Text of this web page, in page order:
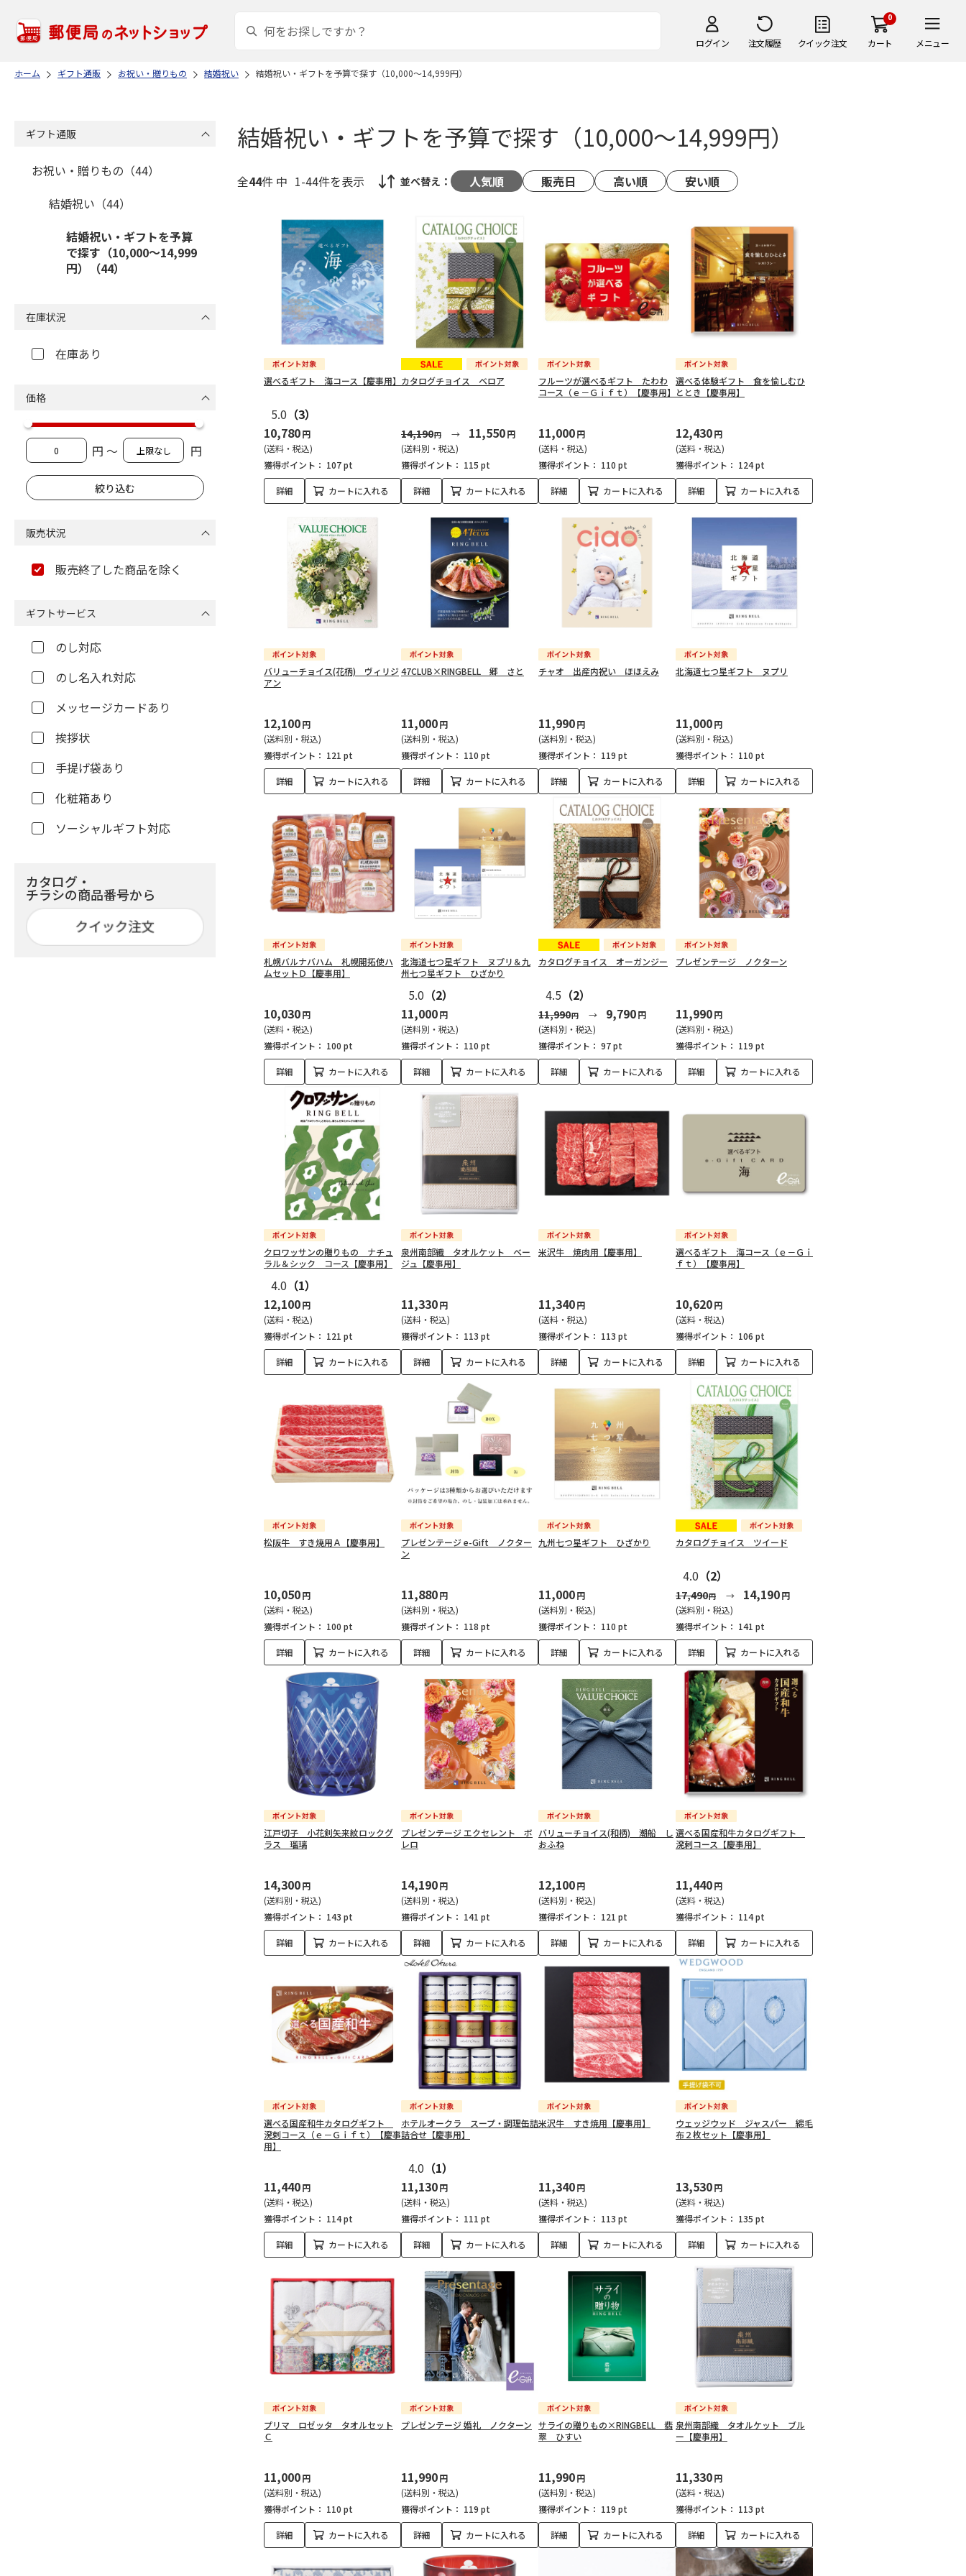
ログイン 注文履歴 クイック注文
0
カート メニュー
ホーム ギフト通販 お祝い・贈りもの 結婚祝い 結婚祝い・ギフトを予算で探す（10,000～14,999円）
結婚祝い・ギフトを予算で探す（10,000～14,999円）
全44件 中 1-44件を表示 並べ替え： 人気順 販売日 高い順 安い順
選べるギフト 海コース【慶事用】
5.0 （3）
10,780円
(送料・税込)
獲得ポイント： 107 pt
詳細 カートに入れる
カタログチョイス ベロア
14,190円 11,550円
(送料別・税込)
獲得ポイント： 115 pt
詳細 カートに入れる
フルーツが選べるギフト たわわ
コース（ｅ－Ｇｉｆｔ）【慶事用】
11,000円
(送料・税込)
獲得ポイント： 110 pt
詳細 カートに入れる
選べる体験ギフト 食を愉しむひ
ととき【慶事用】
12,430円
(送料・税込)
獲得ポイント： 124 pt
詳細 カートに入れる
バリューチョイス(花柄) ヴィリジ
アン
12,100円
(送料別・税込)
獲得ポイント： 121 pt
詳細 カートに入れる
47CLUB×RINGBELL 郷 さと
11,000円
(送料別・税込)
獲得ポイント： 110 pt
詳細 カートに入れる
チャオ 出産内祝い ほほえみ
11,990円
(送料別・税込)
獲得ポイント： 119 pt
詳細 カートに入れる
北海道七つ星ギフト ヌプリ
11,000円
(送料別・税込)
獲得ポイント： 110 pt
詳細 カートに入れる
札幌バルナバハム 札幌開拓使ハ
ムセットＤ【慶事用】
10,030円
(送料・税込)
獲得ポイント： 100 pt
詳細 カートに入れる
北海道七つ星ギフト ヌプリ＆九
州七つ星ギフト ひざかり
5.0 （2）
11,000円
(送料別・税込)
獲得ポイント： 110 pt
詳細 カートに入れる
カタログチョイス オーガンジー
4.5 （2）
11,990円 9,790円
(送料別・税込)
獲得ポイント： 97 pt
詳細 カートに入れる
プレゼンテージ ノクターン
11,990円
(送料別・税込)
獲得ポイント： 119 pt
詳細 カートに入れる
クロワッサンの贈りもの ナチュ
ラル＆シック コース【慶事用】
4.0 （1）
12,100円
(送料・税込)
獲得ポイント： 121 pt
詳細 カートに入れる
泉州南部織 タオルケット ベー
ジュ【慶事用】
11,330円
(送料・税込)
獲得ポイント： 113 pt
詳細 カートに入れる
米沢牛 焼肉用【慶事用】
11,340円
(送料・税込)
獲得ポイント： 113 pt
詳細 カートに入れる
選べるギフト 海コース（ｅ－Ｇｉ
ｆｔ）【慶事用】
10,620円
(送料・税込)
獲得ポイント： 106 pt
詳細 カートに入れる
松阪牛 すき焼用Ａ【慶事用】
10,050円
(送料・税込)
獲得ポイント： 100 pt
詳細 カートに入れる
プレゼンテージ e-Gift ノクター
ン
11,880円
(送料別・税込)
獲得ポイント： 118 pt
詳細 カートに入れる
九州七つ星ギフト ひざかり
11,000円
(送料別・税込)
獲得ポイント： 110 pt
詳細 カートに入れる
カタログチョイス ツイード
4.0 （2）
17,490円 14,190円
(送料別・税込)
獲得ポイント： 141 pt
詳細 カートに入れる
江戸切子 小花剣矢来紋ロックグ
ラス 瑠璃
14,300円
(送料別・税込)
獲得ポイント： 143 pt
詳細 カートに入れる
プレゼンテージ エクセレント ボ
レロ
14,190円
(送料別・税込)
獲得ポイント： 141 pt
詳細 カートに入れる
バリューチョイス(和柄) 潮船 し
おふね
12,100円
(送料別・税込)
獲得ポイント： 121 pt
詳細 カートに入れる
選べる国産和牛カタログギフト
溌剌コース【慶事用】
11,440円
(送料・税込)
獲得ポイント： 114 pt
詳細 カートに入れる
選べる国産和牛カタログギフト
溌剌コース（ｅ－Ｇｉｆｔ）【慶事
用】
11,440円
(送料・税込)
獲得ポイント： 114 pt
詳細 カートに入れる
ホテルオークラ スープ・調理缶詰
詰合せ【慶事用】
4.0 （1）
11,130円
(送料・税込)
獲得ポイント： 111 pt
詳細 カートに入れる
米沢牛 すき焼用【慶事用】
11,340円
(送料・税込)
獲得ポイント： 113 pt
詳細 カートに入れる
ウェッジウッド ジャスパー 綿毛
布２枚セット【慶事用】
13,530円
(送料・税込)
獲得ポイント： 135 pt
詳細 カートに入れる
プリマ ロゼッタ タオルセット
Ｃ
11,000円
(送料別・税込)
獲得ポイント： 110 pt
詳細 カートに入れる
プレゼンテージ 婚礼 ノクターン
11,990円
(送料別・税込)
獲得ポイント： 119 pt
詳細 カートに入れる
サライの贈りもの×RINGBELL 翡
翠 ひすい
11,990円
(送料別・税込)
獲得ポイント： 119 pt
詳細 カートに入れる
泉州南部織 タオルケット ブル
ー【慶事用】
11,330円
(送料・税込)
獲得ポイント： 113 pt
詳細 カートに入れる
ギフト通販
お祝い・贈りもの（44）
結婚祝い（44）
結婚祝い・ギフトを予算
で探す（10,000～14,999
円）（44）
在庫状況
在庫あり
価格
円 ～ 円
販売状況
販売終了した商品を除く
ギフトサービス
のし対応
のし名入れ対応
メッセージカードあり
挨拶状
手提げ袋あり
化粧箱あり
ソーシャルギフト対応
カタログ・
チラシの商品番号から